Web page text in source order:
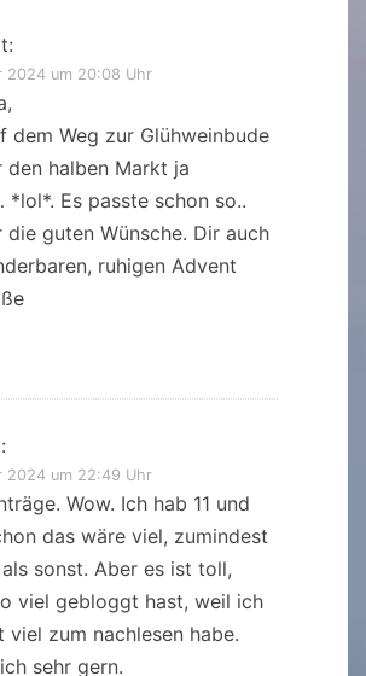
2024 um 20:08 Uhr
dem Weg zur Glühweinbude
den halben Markt ja
*lol*. Es passte schon so..
die guten Wünsche. Dir auch
ruhigen Advent
2024 um 22:49 Uhr
Wow. Ich hab 11 und
das wäre viel, zumindest
sonst. Aber es ist toll,
viel gebloggt hast, weil ich
viel zum nachlesen habe.
sehr gern.